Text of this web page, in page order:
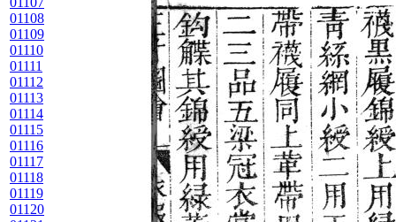
01108
01109
01110
01111
01112
01113
01114
01115
01116
01117
01118
01119
01120